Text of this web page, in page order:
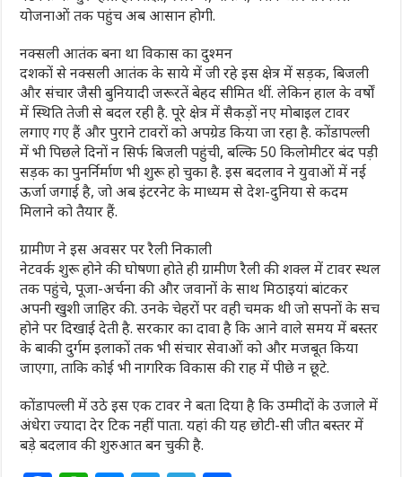
योजनाओं तक पहुंच अब आसान होगी.
नक्सली आतंक बना था विकास का दुश्‍मन
दशकों से नक्सली आतंक के साये में जी रहे इस क्षेत्र में सड़क, बिजली
और संचार जैसी बुनियादी जरूरतें बेहद सीमित थीं. लेकिन हाल के वर्षों
में स्थिति तेजी से बदल रही है. पूरे क्षेत्र में सैकड़ों नए मोबाइल टावर
लगाए गए हैं और पुराने टावरों को अपग्रेड किया जा रहा है. कोंडापल्ली
में भी पिछले दिनों न सिर्फ बिजली पहुंची, बल्कि 50 किलोमीटर बंद पड़ी
सड़क का पुनर्निर्माण भी शुरू हो चुका है. इस बदलाव ने युवाओं में नई
ऊर्जा जगाई है, जो अब इंटरनेट के माध्यम से देश-दुनिया से कदम
मिलाने को तैयार हैं.
ग्रामीण ने इस अवसर पर रैली निकाली
नेटवर्क शुरू होने की घोषणा होते ही ग्रामीण रैली की शक्ल में टावर स्थल
तक पहुंचे, पूजा-अर्चना की और जवानों के साथ मिठाइयां बांटकर
अपनी खुशी जाहिर की. उनके चेहरों पर वही चमक थी जो सपनों के सच
होने पर दिखाई देती है. सरकार का दावा है कि आने वाले समय में बस्तर
के बाकी दुर्गम इलाकों तक भी संचार सेवाओं को और मजबूत किया
जाएगा, ताकि कोई भी नागरिक विकास की राह में पीछे न छूटे.
कोंडापल्ली में उठे इस एक टावर ने बता दिया है कि उम्मीदों के उजाले में
अंधेरा ज्यादा देर टिक नहीं पाता. यहां की यह छोटी-सी जीत बस्तर में
बड़े बदलाव की शुरुआत बन चुकी है.